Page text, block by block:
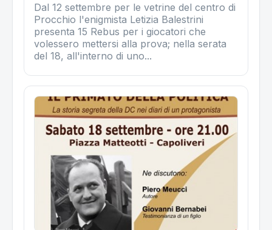
Dal 12 settembre per le vetrine del centro di
Procchio l'enigmista Letizia Balestrini
presenta 15 Rebus per i giocatori che
volessero mettersi alla prova; nella serata
del 18, all'interno di uno...